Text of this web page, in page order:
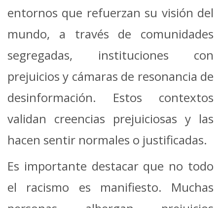
entornos que refuerzan su visión del
mundo, a través de comunidades
segregadas, instituciones con
prejuicios y cámaras de resonancia de
desinformación. Estos contextos
validan creencias prejuiciosas y las
hacen sentir normales o justificadas.
Es importante destacar que no todo
el racismo es manifiesto. Muchas